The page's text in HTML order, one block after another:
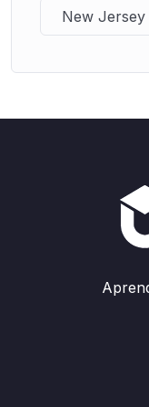
New Jersey